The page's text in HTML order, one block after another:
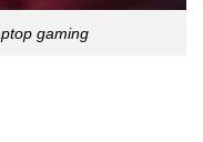
gaming